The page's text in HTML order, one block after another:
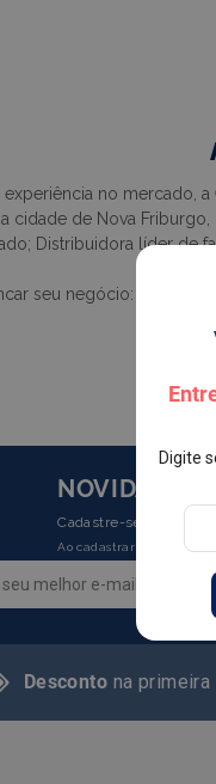
Digite
no mercado, a
cidade de Nova
Distribuidora líder de
seu negócio: Food
NOVIDADES
Cadastre-se e receba
Ao cadastrar seu email
Desconto na primeira